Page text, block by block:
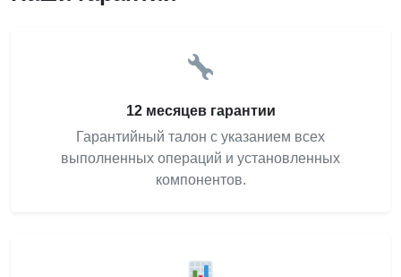
12 месяцев гарантии
Гарантийный талон с указанием всех
выполненных операций и установленных
компонентов.